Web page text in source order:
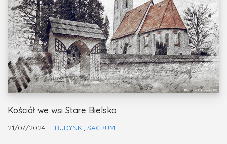
Kościół we wsi Stare Bielsko
21/07/2024 BUDYNKI SACRUM